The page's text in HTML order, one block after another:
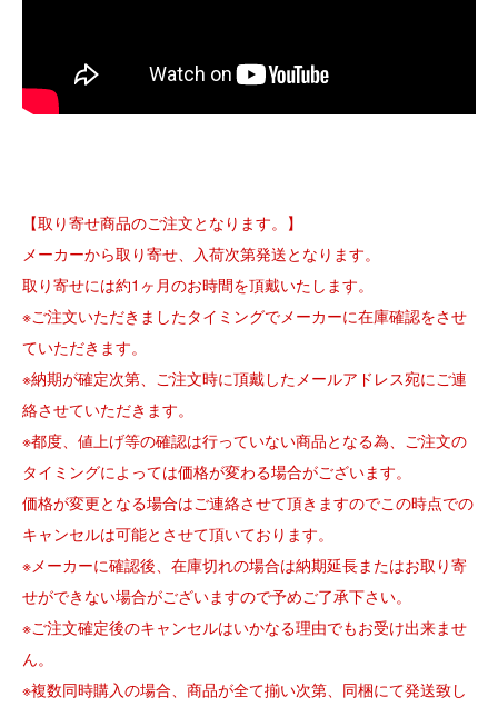
【取り寄せ商品のご注文となります。】
メーカーから取り寄せ、入荷次第発送となります。
取り寄せには約1ヶ月のお時間を頂戴いたします。
※ご注文いただきましたタイミングでメーカーに在庫確認をさせ
ていただきます。
※納期が確定次第、ご注文時に頂戴したメールアドレス宛にご連
絡させていただきます。
※都度、値上げ等の確認は行っていない商品となる為、ご注文の
タイミングによっては価格が変わる場合がございます。
価格が変更となる場合はご連絡させて頂きますのでこの時点での
キャンセルは可能とさせて頂いております。
※メーカーに確認後、在庫切れの場合は納期延長またはお取り寄
せができない場合がございますので予めご了承下さい。
※ご注文確定後のキャンセルはいかなる理由でもお受け出来ませ
ん。
※複数同時購入の場合、商品が全て揃い次第、同梱にて発送致し